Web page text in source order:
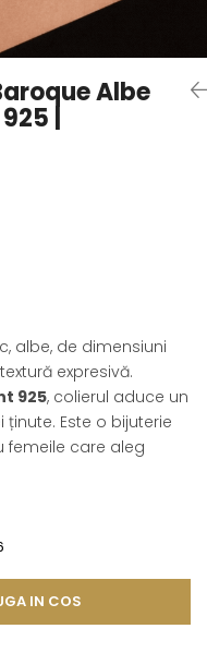
Albe
|
albe, de dimensiuni
expresivă.
925, colierul aduce un
Este o bijuterie
femeile care aleg
IN COS